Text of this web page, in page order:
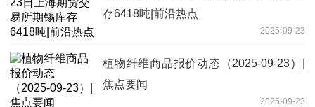
存6418吨|前沿热点
2025-09-23
植物纤维商品报价动态（2025-09-23）|
焦点要闻
2025-09-23